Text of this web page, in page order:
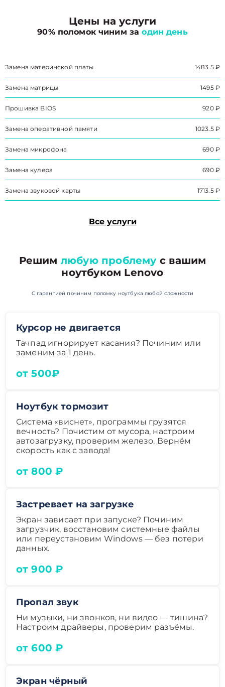
Цены на услуги
90% поломок чиним заодин день
Замена материнской платы 1483.5 ₽
Замена матрицы 1495 ₽
Прошивка BIOS 920 ₽
Замена оперативной памяти 1023.5 ₽
Замена микрофона 690 ₽
Замена кулера 690 ₽
Замена звуковой карты 1713.5 ₽
Все услуги
Решим любую проблему с вашим
ноутбуком Lenovo
С гарантией починим поломку ноутбука любой сложности
Курсор не двигается
Тачпад игнорирует касания? Починим или
заменим за 1 день.
от 500₽
Ноутбук тормозит
Система «виснет», программы грузятся
вечность? Почистим от мусора, настроим
автозагрузку, проверим железо. Вернём
скорость как с завода!
от 800 ₽
Застревает на загрузке
Экран зависает при запуске? Починим
загрузчик, восстановим системные файлы
или переустановим Windows — без потери
данных.
от 900 ₽
Пропал звук
Ни музыки, ни звонков, ни видео — тишина?
Настроим драйверы, проверим разъёмы.
от 600 ₽
Экран чёрный